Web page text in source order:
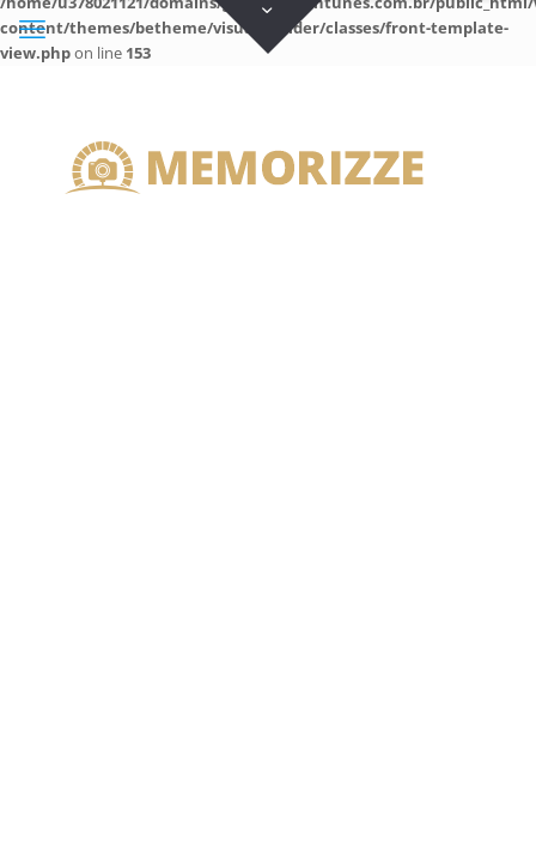
content/themes/betheme/visual-builder/classes/front-template-
view.phpon line 153